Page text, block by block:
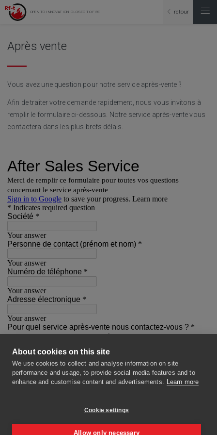
About cookies on this site
We use cookies to collect and analyse information on site
performance and usage, to provide social media features and to
enhance and customise content and advertisements. Learn more
Cookie settings
Allow only necessary
OPEN TO INNOVATION, CLOSED TO FIRE retour
Après vente
Vous avez une question pour notre service après-vente ?
Afin de traiter votre demande rapidement, nous vous invitons à
remplir le formulaire ci-dessous. Notre service après-vente vous
contactera dans les plus brefs délais.